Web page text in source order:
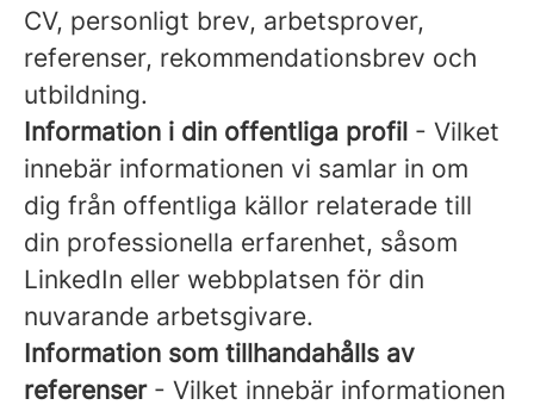
CV, personligt brev, arbetsprover,
referenser, rekommendationsbrev och
utbildning.
Information i din offentliga profil - Vilket
innebär informationen vi samlar in om
dig från offentliga källor relaterade till
din professionella erfarenhet, såsom
LinkedIn eller webbplatsen för din
nuvarande arbetsgivare.
Information som tillhandahålls av
referenser- Vilket innebär informationen